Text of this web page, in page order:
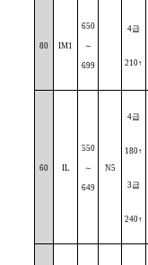
80 IM1
650
～
699
4급
210↑
60 IL
550
～
649
N5
4급
180↑
3급
240↑